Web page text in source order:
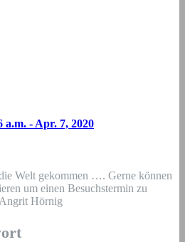
a.m. - Apr. 7, 2020
Welt gekommen …. Gerne können
um einen Besuchstermin zu
Hörnig